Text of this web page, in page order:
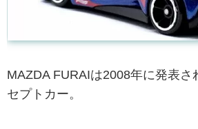
MAZDA FURAIは2008年に発表さ
セプトカー。